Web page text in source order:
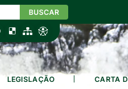
BUSCAR
LEGISLAÇÃO CARTA